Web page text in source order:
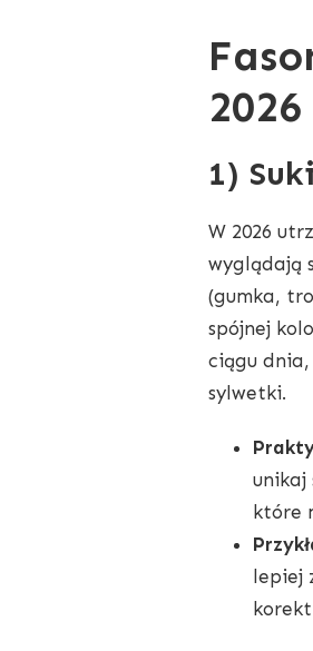
2026
1)
W 2026
wyglądają
(gumka,
spójnej
ciągu
sylwetki.
unikaj
które
lepiej